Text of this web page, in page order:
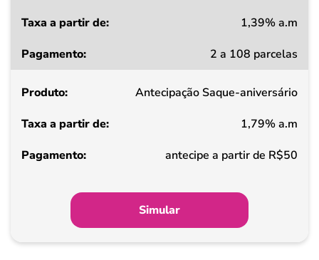
a
de
Pagamento
1,39% a.m
2 a 108 parcelas
Antecipação Saque-aniversário
1,79% a.m
antecipe a partir de R$50
Simular